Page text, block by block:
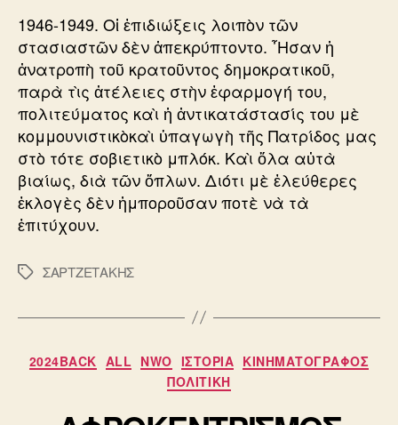
1946-1949. Οἱ ἐπιδιώξεις λοιπὸν τῶν
στασιαστῶν δὲν ἀπεκρύπτοντο. ῏Ησαν ἡ
ἀνατροπὴ τοῦ κρατοῦντος δημοκρατικοῦ,
παρὰ τὶς ἀτέλειες στὴν ἐφαρμογή του,
πολιτεύματος καὶ ἡ ἀντικατάστασίς του μὲ
κομμουνιστικὸκαὶ ὑπαγωγὴ τῆς Πατρίδος μας
στὸ τότε σοβιετικὸ μπλόκ. Καὶ ὅλα αὐτὰ
βιαίως, διὰ τῶν ὅπλων. Διότι μὲ ἐλεύθερες
ἐκλογὲς δὲν ἠμποροῦσαν ποτὲ νὰ τὰ
ἐπιτύχουν.
ΕτικέτεςΣΑΡΤΖΕΤΑΚΗΣ
Κατηγορίες
2024BACK ALL NWO ΙΣΤΟΡΙΑ ΚΙΝΗΜΑΤΟΓΡΑΦΟΣ
ΠΟΛΙΤΙΚΗ